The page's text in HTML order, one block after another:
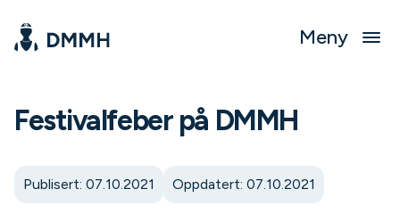
Meny
Festivalfeber på DMMH
Publisert: 07.10.2021 Oppdatert: 07.10.2021